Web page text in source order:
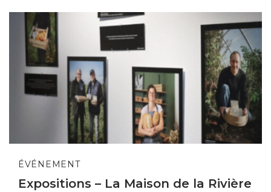
ÉVÉNEMENT
Expositions – La Maison de la Rivière